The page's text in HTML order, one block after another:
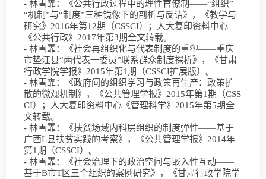
- 林雪霏：《公共行政过程中的理性官僚制——“组织”
“机制”与“制度”三种镜像下的剖析与反诘》，《教学与
研究》2016年第12期（CSSCI）；人大复印资料中心
《公共行政》2017年第3期全文转载。
- 林雪霏：《社会再组织化与代表制度的重塑——重庆
市垫江县“两代表一委员”联系群众制度探析》，《甘肃
行政学院学报》2015年第1期（CSSCI扩展版）。
- 林雪霏：《政府间的组织学习与政策再生产：政策扩
散的微观机制》，《公共管理学报》2015年第1期（CSS
CI）；人大复印资料中心《管理科学》2015年第5期全
文转载。
- 林雪霏：《扶贫场域内科层组织的制度弹性——基于
广西L县扶贫实践的考察》，《公共管理学报》2014年
第1期（CSSCI）。
- 林雪霏：《社会治理下的政治空间与嵌入性互动——
基于B市T区三个组织的案例研究》，《甘肃行政学院学